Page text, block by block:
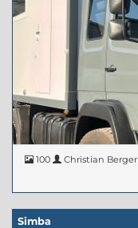
100 Christian Berger
Simba